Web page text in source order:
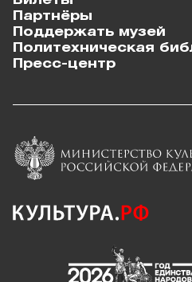
Партнёры
Поддержать музей
Политехническая
Пресс-центр